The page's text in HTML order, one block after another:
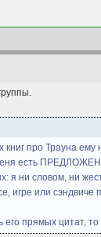
про Трауна
есть
я ни словом, ни
игре или
прямых цитат,